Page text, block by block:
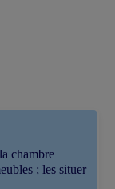
chambre
; les situer